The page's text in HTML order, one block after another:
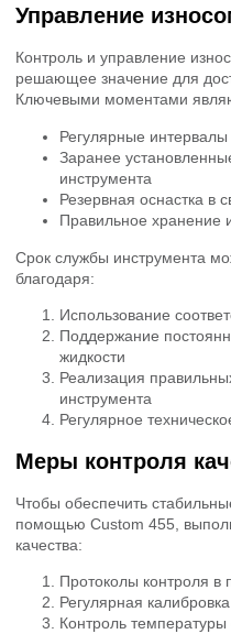
Управление
Контроль и управление
решающее значение для
Ключевыми моментами
Регулярные
Заранее
инструмента
Резервная оснастка в
Правильное хранение
Срок службы инструмента
благодаря:
Использование
Поддержание
жидкости
Реализация
инструмента
Регулярное
Меры контроля
Чтобы обеспечить
помощью Custom 455,
качества:
Протоколы контроля в
Регулярная
Контроль